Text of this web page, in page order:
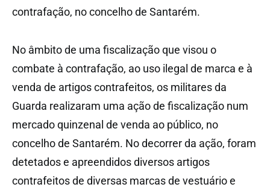
contrafação, no concelho de Santarém.
No âmbito de uma fiscalização que visou o
combate à contrafação, ao uso ilegal de marca e à
venda de artigos contrafeitos, os militares da
Guarda realizaram uma ação de fiscalização num
mercado quinzenal de venda ao público, no
concelho de Santarém. No decorrer da ação, foram
detetados e apreendidos diversos artigos
contrafeitos de diversas marcas de vestuário e